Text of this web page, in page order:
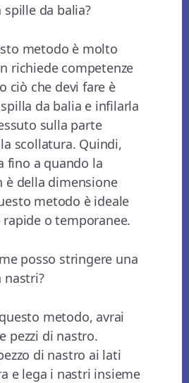
da balia?
metodo è molto
richiede competenze
ciò che devi fare è
da balia e infilarla
sulla parte
scollatura. Quindi,
fino a quando la
è della dimensione
metodo è ideale
o temporanee.
posso stringere una
nastri?
metodo, avrai
pezzi di nastro.
di nastro ai lati
e lega i nastri insieme